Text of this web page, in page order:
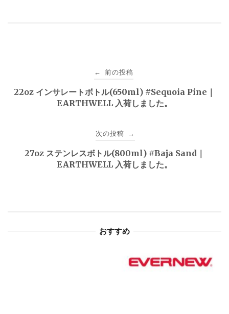
稿
← 前の投稿
22oz インサレートボトル(650ml) #Sequoia Pine｜
EARTHWELL 入荷しました。
次の投稿 →
27oz ステンレスボトル(800ml) #Baja Sand｜
EARTHWELL 入荷しました。
おすすめ